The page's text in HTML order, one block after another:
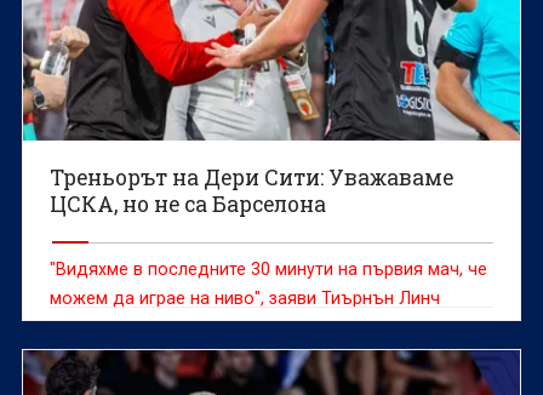
Треньорът на Дери Сити: Уважаваме
ЦСКА, но не са Барселона
"Видяхме в последните 30 минути на първия мач, че
можем да играе на ниво", заяви Тиърнън Линч